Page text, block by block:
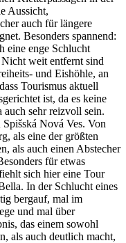
Aussicht,
auch für längere
Besonders spannend:
eine enge Schlucht
weit entfernt sind
und Eishöhle, an
Tourismus aktuell
ist, da es keine
sehr reizvoll sein.
Nová Ves. Von
als eine der größten
als auch einen Abstecher
für etwas
sich hier eine Tour
In der Schlucht eines
bergauf, mal im
und mal über
das einem sowohl
als auch deutlich macht,